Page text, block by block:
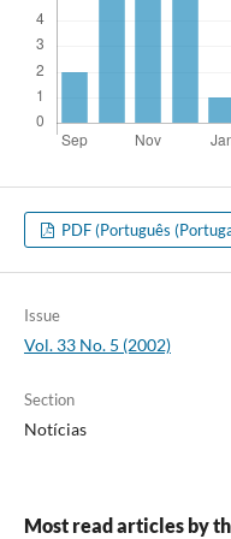
PDF (Português
Issue
Vol. 33 No. 5 (2002)
Section
Notícias
Most read articles by